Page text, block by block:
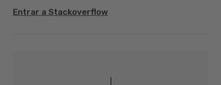
Entrar a Stackoverflow